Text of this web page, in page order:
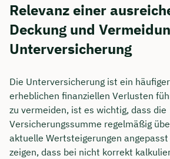
Relevanz einer
Deckung und
Unterversicherung
Die Unterversicherung ist ein
erheblichen finanziellen Verlusten
zu vermeiden, ist es wichtig, dass die
Versicherungssumme regelmäßig
aktuelle Wertsteigerungen
zeigen, dass bei nicht korrekt